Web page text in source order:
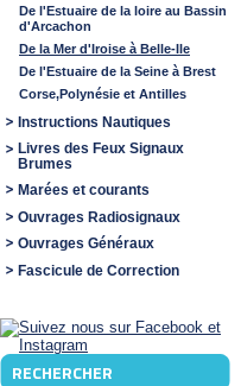
De l'Estuaire de la loire au Bassin
d'Arcachon
De la Mer d'Iroise à Belle-Ile
De l'Estuaire de la Seine à Brest
Corse,Polynésie et Antilles
Instructions Nautiques
Livres des Feux Signaux
Brumes
Marées et courants
Ouvrages Radiosignaux
Ouvrages Généraux
Fascicule de Correction
RECHERCHER